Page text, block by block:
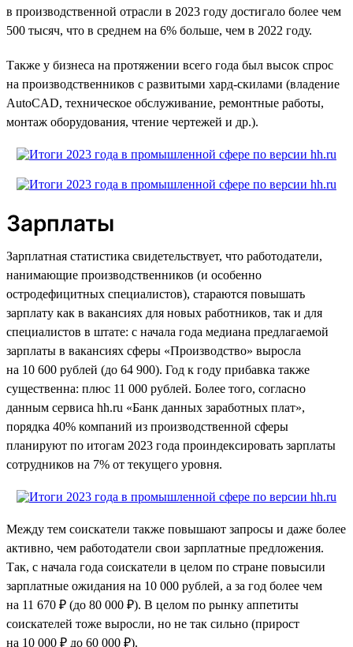
в производственной отрасли в 2023 году достигало более чем
500 тысяч, что в среднем на 6% больше, чем в 2022 году.
Также у бизнеса на протяжении всего года был высок спрос
на производственников с развитыми хард-скилами (владение
AutoCAD, техническое обслуживание, ремонтные работы,
монтаж оборудования, чтение чертежей и др.).
Зарплаты
Зарплатная статистика свидетельствует, что работодатели,
нанимающие производственников (и особенно
остродефицитных специалистов), стараются повышать
зарплату как в вакансиях для новых работников, так и для
специалистов в штате: с начала года медиана предлагаемой
зарплаты в вакансиях сферы «Производство» выросла
на 10 600 рублей (до 64 900). Год к году прибавка также
существенна: плюс 11 000 рублей. Более того, согласно
данным сервиса hh.ru «Банк данных заработных плат»,
порядка 40% компаний из производственной сферы
планируют по итогам 2023 года проиндексировать зарплаты
сотрудников на 7% от текущего уровня.
Между тем соискатели также повышают запросы и даже более
активно, чем работодатели свои зарплатные предложения.
Так, с начала года соискатели в целом по стране повысили
зарплатные ожидания на 10 000 рублей, а за год более чем
на 11 670 ₽ (до 80 000 ₽). В целом по рынку аппетиты
соискателей тоже выросли, но не так сильно (прирост
на 10 000 ₽ до 60 000 ₽).